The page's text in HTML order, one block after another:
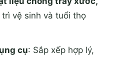
vệ sinh và tuổi thọ
cụ: Sắp xếp hợp lý,